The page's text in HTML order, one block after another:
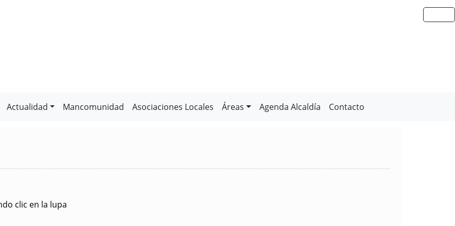
Actualidad Mancomunidad Asociaciones Locales Áreas Agenda Alcaldía Contacto
clic en la lupa